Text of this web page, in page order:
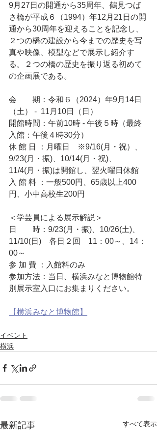
9月27日の開通から35周年、鶴見つば
さ橋が平成６（1994）年12月21日の開
通から30周年を迎えることを記念し、
２つの橋の建設から今までの歴史を写
真や映像、模型などで展示し紹介す
る。２つの橋の歴史を振り返る初めて
の企画展である。
会　　期：令和６（2024）年9月14日
（土） -  11月10日（日）
開館時間：午前10時 - 午後５時（最終
入館：午後４時30分）
休 館 日 ：月曜日　※9/16(月・祝）、
9/23(月・振)、10/14(月・祝)、
11/4(月・振)は開館し、翌火曜日休館
入 館 料 ：一般500円、65歳以上400
円、小中高校生200円
＜学芸員による展示解説＞
日　　時：9/23(月・振)、10/26(土)、
11/10(日)　各日２回　11：00～、14：
00～
参 加 費 ：入館料のみ
参加方法：当日、横浜みなと博物館特
別展示室入口にお集まりください。
【横浜みなと博物館】
イベント
横浜
最新記事 すべて表示